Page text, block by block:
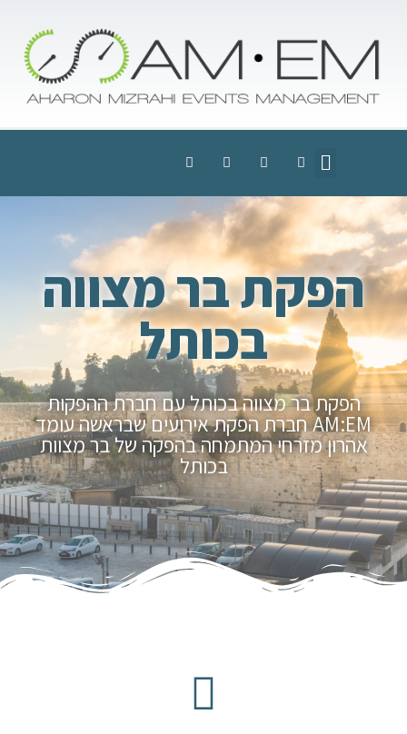
הפקת בר מצווה
בכותל
הפקת בר מצווה בכותל עם חברת ההפקות
AM:EM חברת הפקת אירועים שבראשה עומד
אהרון מזרחי המתמחה בהפקה של בר מצוות
בכותל